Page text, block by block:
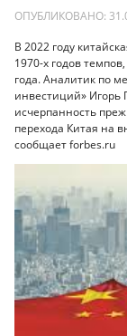
ОПУБЛИКОВАНО:
В 2022 году
1970-х годов
года. Аналитик по
инвестиций» Игорь
исчерпанность
перехода Китая на
сообщает forbes.ru